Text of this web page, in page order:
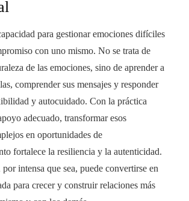
para gestionar emociones difíciles
con uno mismo. No se trata de
de las emociones, sino de aprender a
comprender sus mensajes y responder
y autocuidado. Con la práctica
adecuado, transformar esos
en oportunidades de
fortalece la resiliencia y la autenticidad.
intensa que sea, puede convertirse en
para crecer y construir relaciones más